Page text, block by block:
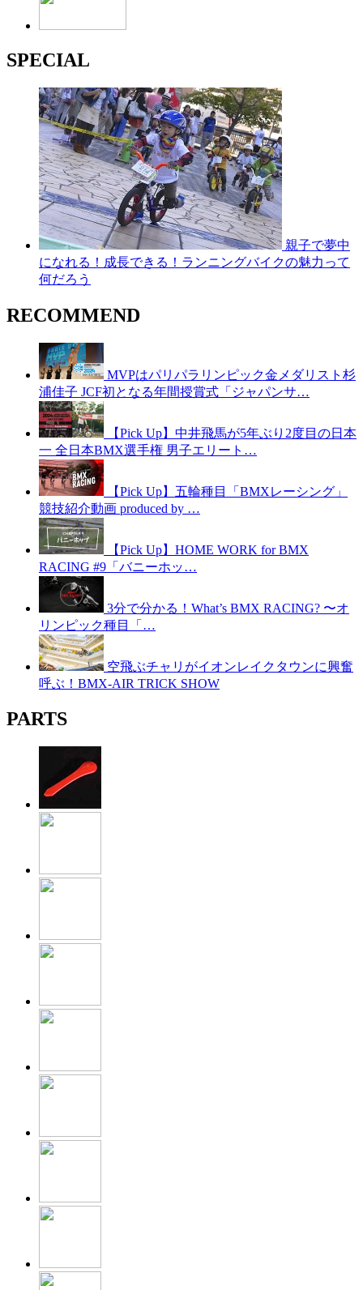
SPECIAL
親子で夢中
になれる！成長できる！ランニングバイクの魅力って
何だろう
RECOMMEND
MVPはパリパラリンピック金メダリスト杉
浦佳子 JCF初となる年間授賞式「ジャパンサ…
【Pick Up】中井飛馬が5年ぶり2度目の日本
一 全日本BMX選手権 男子エリート…
【Pick Up】五輪種目「BMXレーシング」
競技紹介動画 produced by …
【Pick Up】HOME WORK for BMX
RACING #9「バニーホッ…
3分で分かる！What’s BMX RACING? 〜オ
リンピック種目「…
空飛ぶチャリがイオンレイクタウンに興奮
呼ぶ！BMX-AIR TRICK SHOW
PARTS